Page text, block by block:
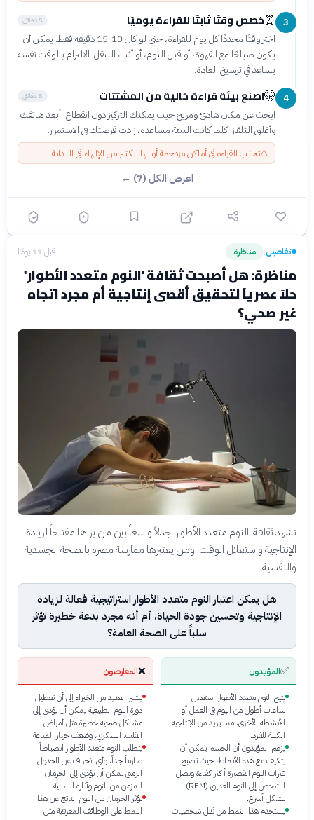
3
⏰خصص وقتًا ثابتًا للقراءة يوميًا 5 دقائق
اختر وقتًا محددًا كل يوم للقراءة، حتى لو كان 10-15 دقيقة فقط. يمكن أن
يكون صباحًا مع القهوة، أو قبل النوم، أو أثناء التنقل. الالتزام بالوقت نفسه
يساعد في ترسيخ العادة.
4
🤫اصنع بيئة قراءة خالية من المشتتات 5 دقائق
ابحث عن مكان هادئ ومريح حيث يمكنك التركيز دون انقطاع. أبعد هاتفك
وأغلق التلفاز. كلما كانت البيئة مساعدة، زادت فرصتك في الاستمرار.
⚠️تجنب القراءة في أماكن مزدحمة أو بها الكثير من الإلهاء في البداية.
اعرض الكل (7) ←
تفاصيل› مناظرة قبل 11 يومًا
مناظرة: هل أصبحت ثقافة 'النوم متعدد الأطوار'
حلاً عصرياً لتحقيق أقصى إنتاجية أم مجرد اتجاه
غير صحي؟
تشهد ثقافة 'النوم متعدد الأطوار' جدلاً واسعاً بين من يراها مفتاحاً لزيادة
الإنتاجية واستغلال الوقت، ومن يعتبرها ممارسة مضرة بالصحة الجسدية
والنفسية.
هل يمكن اعتبار النوم متعدد الأطوار استراتيجية فعالة لزيادة
الإنتاجية وتحسين جودة الحياة، أم أنه مجرد بدعة خطيرة تؤثر
سلباً على الصحة العامة؟
✅المؤيدون
يتيح النوم متعدد الأطوار استغلال
ساعات أطول من اليوم في العمل أو
الأنشطة الأخرى، مما يزيد من الإنتاجية
الكلية للفرد.
يزعم المؤيدون أن الجسم يمكن أن
يتكيف مع هذه الأنماط، حيث تصبح
فترات النوم القصيرة أكثر كفاءة ويصل
الشخص إلى النوم العميق (REM)
بشكل أسرع.
يستخدم هذا النمط من قبل شخصيات
❌المعارضون
يشير العديد من الخبراء إلى أن تعطيل
دورة النوم الطبيعية يمكن أن يؤدي إلى
مشاكل صحية خطيرة مثل أمراض
القلب، السكري، وضعف جهاز المناعة.
يتطلب النوم متعدد الأطوار انضباطاً
صارماً جداً، وأي انحراف عن الجدول
الزمني يمكن أن يؤدي إلى الحرمان
المزمن من النوم وآثاره السلبية.
يؤثر الحرمان من النوم الناتج عن هذا
النمط على الوظائف المعرفية مثل